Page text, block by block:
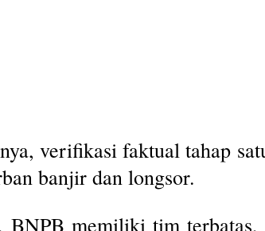
verifikasi faktual tahap
banjir dan longsor.
BNPB memiliki tim terbatas,